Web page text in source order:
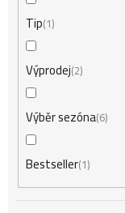
Tip 1
Výprodej 2
Výběr sezóna 6
Bestseller 1